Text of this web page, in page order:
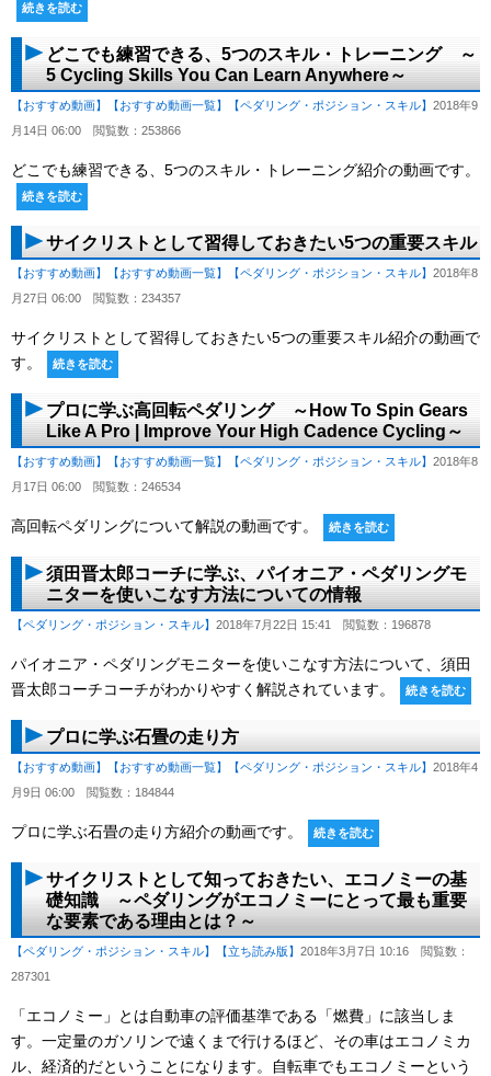
続きを読む
どこでも練習できる、5つのスキル・トレーニング ～
5 Cycling Skills You Can Learn Anywhere～
【おすすめ動画】 【おすすめ動画一覧】 【ペダリング・ポジション・スキル】 2018年9
月14日 06:00 閲覧数：253866
どこでも練習できる、5つのスキル・トレーニング紹介の動画です。
続きを読む
サイクリストとして習得しておきたい5つの重要スキル
【おすすめ動画】 【おすすめ動画一覧】 【ペダリング・ポジション・スキル】 2018年8
月27日 06:00 閲覧数：234357
サイクリストとして習得しておきたい5つの重要スキル紹介の動画で
す。
続きを読む
プロに学ぶ高回転ペダリング ～How To Spin Gears
Like A Pro | Improve Your High Cadence Cycling～
【おすすめ動画】 【おすすめ動画一覧】 【ペダリング・ポジション・スキル】 2018年8
月17日 06:00 閲覧数：246534
高回転ペダリングについて解説の動画です。 続きを読む
須田晋太郎コーチに学ぶ、パイオニア・ペダリングモ
ニターを使いこなす方法についての情報
【ペダリング・ポジション・スキル】 2018年7月22日 15:41 閲覧数：196878
パイオニア・ペダリングモニターを使いこなす方法について、須田
晋太郎コーチコーチがわかりやすく解説されています。
続きを読む
プロに学ぶ石畳の走り方
【おすすめ動画】 【おすすめ動画一覧】 【ペダリング・ポジション・スキル】 2018年4
月9日 06:00 閲覧数：184844
プロに学ぶ石畳の走り方紹介の動画です。 続きを読む
サイクリストとして知っておきたい、エコノミーの基
礎知識 ～ペダリングがエコノミーにとって最も重要
な要素である理由とは？～
【ペダリング・ポジション・スキル】 【立ち読み版】 2018年3月7日 10:16 閲覧数：
287301
「エコノミー」とは自動車の評価基準である「燃費」に該当しま
す。一定量のガソリンで遠くまで行けるほど、その車はエコノミカ
ル、経済的だということになります。自転車でもエコノミーという